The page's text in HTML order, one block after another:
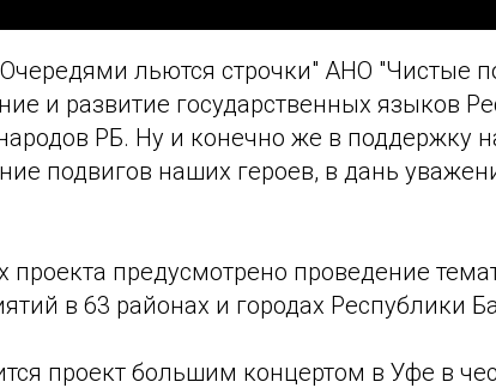
льются строчки" АНО "Чистые
и развитие государственных языков
РБ. Ну и конечно же в поддержку
подвигов наших героев, в дань
проекта предусмотрено проведение
в 63 районах и городах Республики
проект большим концертом в Уфе в